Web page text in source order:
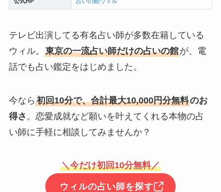
テレビ出演してる有名占い師が多数在籍している
ウィル。 東京の一流占い師だけの占いの館が、電
話でも占い鑑定をはじめました。
今なら 初回10分で、合計最大10,000円分無料のお
得さ 。恋愛成就など願いを叶えてくれる本物の占
い師に手軽に相談してみませんか？
＼今だけ初回10分無料／
ウィルの占い師を探す